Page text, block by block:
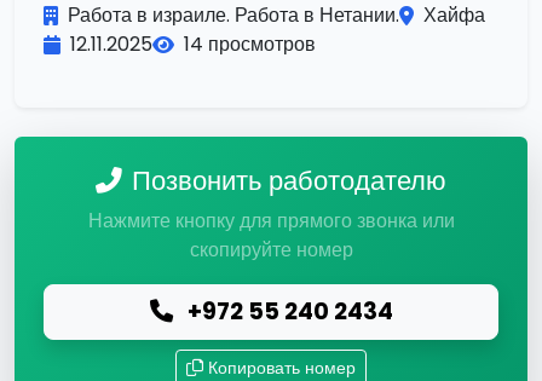
Работа в израиле. Работа в Нетании.
Хайфа
12.11.2025
14 просмотров
Позвонить работодателю
Нажмите кнопку для прямого звонка или
скопируйте номер
+972 55 240 2434
Копировать номер